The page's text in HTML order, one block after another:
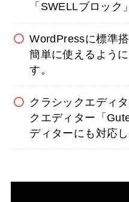
「SWELLブロック
WordPressに標準
簡単に使えるよう
す。
クラシックエディ
クエディター「
ディターにも対応し